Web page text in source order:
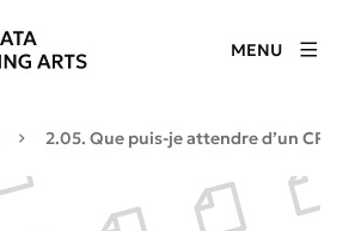
MENU
2.05. Que puis-je attendre d’un CRM